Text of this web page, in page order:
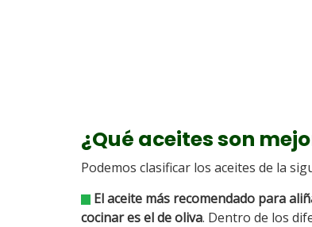
¿Qué aceites son
Podemos clasificar los aceites de la
El aceite más recomendado para
cocinar es el de oliva. Dentro de los